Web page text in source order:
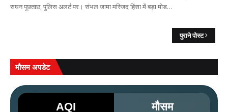
सघन पूछताछ, पुलिस अलर्ट पर। संभल जामा मस्जिद हिंसा में बड़ा मोड…
पुराने पोस्ट
मौसम अपडेट
AQI मौसम